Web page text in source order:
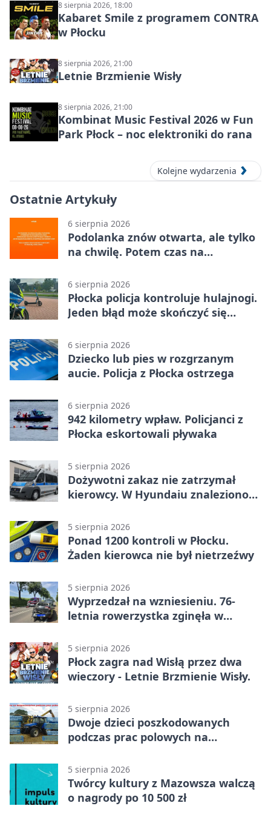
8 sierpnia 2026, 18:00
Kabaret Smile z programem CONTRA
w Płocku
8 sierpnia 2026, 21:00
Letnie Brzmienie Wisły
8 sierpnia 2026, 21:00
Kombinat Music Festival 2026 w Fun
Park Płock – noc elektroniki do rana
Kolejne wydarzenia
Ostatnie Artykuły
6 sierpnia 2026
Podolanka znów otwarta, ale tylko
na chwilę. Potem czas na
6 sierpnia 2026
Płocka policja kontroluje hulajnogi.
Jeden błąd może skończyć się
6 sierpnia 2026
Dziecko lub pies w rozgrzanym
aucie. Policja z Płocka ostrzega
6 sierpnia 2026
942 kilometry wpław. Policjanci z
Płocka eskortowali pływaka
5 sierpnia 2026
Dożywotni zakaz nie zatrzymał
kierowcy. W Hyundaiu znaleziono
5 sierpnia 2026
Ponad 1200 kontroli w Płocku.
Żaden kierowca nie był nietrzeźwy
5 sierpnia 2026
Wyprzedzał na wzniesieniu. 76-
letnia rowerzystka zginęła w
5 sierpnia 2026
Płock zagra nad Wisłą przez dwa
wieczory - Letnie Brzmienie Wisły.
5 sierpnia 2026
Dwoje dzieci poszkodowanych
podczas prac polowych na
5 sierpnia 2026
Twórcy kultury z Mazowsza walczą
o nagrody po 10 500 zł